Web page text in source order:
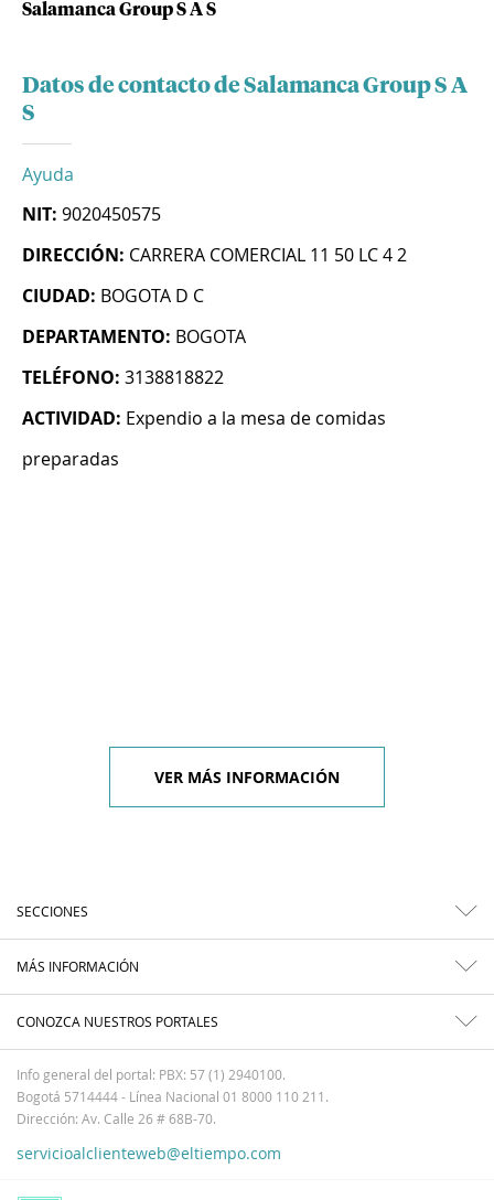
Salamanca Group S A S
Datos de contacto de Salamanca Group S A
S
Ayuda
NIT: 9020450575
DIRECCIÓN: CARRERA COMERCIAL 11 50 LC 4 2
CIUDAD: BOGOTA D C
DEPARTAMENTO: BOGOTA
TELÉFONO: 3138818822
ACTIVIDAD: Expendio a la mesa de comidas
preparadas
VER MÁS INFORMACIÓN
SECCIONES
MÁS INFORMACIÓN
CONOZCA NUESTROS PORTALES
Info general del portal: PBX: 57 (1) 2940100.
Bogotá 5714444 - Línea Nacional 01 8000 110 211.
Dirección: Av. Calle 26 # 68B-70.
servicioalclienteweb@eltiempo.com